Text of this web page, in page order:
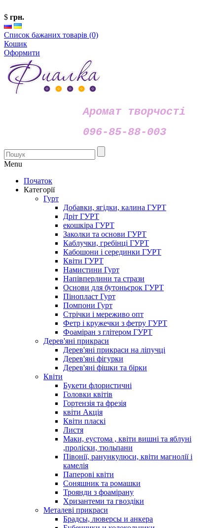
$ грн.
Список бажаних товарів (0)
Кошик
Оформити
Аромат творчості
096-85-88-003
Menu
Початок
Категорії
Гурт
Добавки, ягідки, калина ГУРТ
Дріт ГУРТ
екошкіра ГУРТ
Заколки та основи ГУРТ
Каблучки, гребінці ГУРТ
Кабошони і серединки ГУРТ
Квіти ГУРТ
Намистини Гурт
Напівперлини та стрази
Основи для бутоньєрок ГУРТ
Пінопласт Гурт
Помпони Гурт
Стрічки і мереживо опт
Фетр і кружечки з фетру ГУРТ
Фоаміран з глітером ГУРТ
Дерев'яні прикраси
Дерев'яні прикраси на ліпучці
Дерев'яні фігурки
Дерев'яні фішки та бірки
Квіти
Букети флористичні
Головки квітів
Гортензія та фрезія
квіти Акція
Квіти пласкі
Листя
Маки, еустома , квіти вишні та яблуні
,проліски, тюльпани
Півонії, ранункулюси, квіти магнолії і
камелія
Паперові квіти
Соняшник та ромашки
Троянди з фоамірану
Хризантеми та гвоздіки
Металеві прикраси
Брадсы, люверсы и анкера